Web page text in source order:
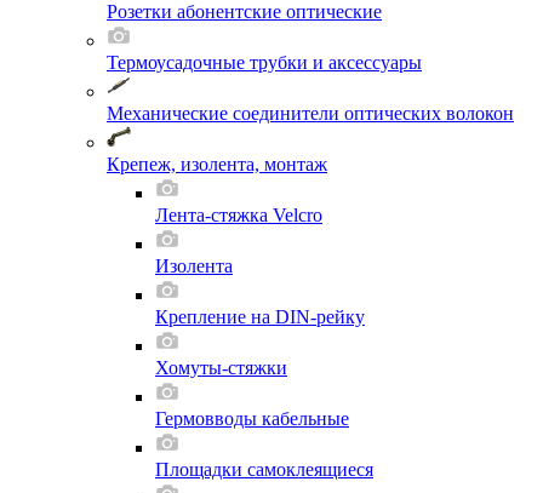
Розетки абонентские оптические
Термоусадочные трубки и аксессуары
Механические соединители оптических волокон
Крепеж, изолента, монтаж
Лента-стяжка Velcro
Изолента
Крепление на DIN-рейку
Хомуты-стяжки
Гермовводы кабельные
Площадки самоклеящиеся